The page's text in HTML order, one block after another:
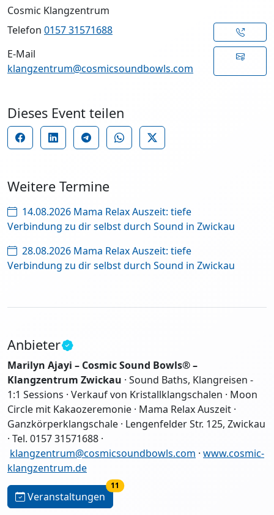
Cosmic Klangzentrum
Telefon 0157 31571688
E-Mail
klangzentrum@cosmicsoundbowls.com
Dieses Event teilen
Weitere Termine
14.08.2026 Mama Relax Auszeit: tiefe
Verbindung zu dir selbst durch Sound in Zwickau
28.08.2026 Mama Relax Auszeit: tiefe
Verbindung zu dir selbst durch Sound in Zwickau
Anbieter
Marilyn Ajayi – Cosmic Sound Bowls® –
Klangzentrum Zwickau · Sound Baths, Klangreisen -
1:1 Sessions · Verkauf von Kristallklangschalen · Moon
Circle mit Kakaozeremonie · Mama Relax Auszeit ·
Ganzkörperklangschale · Lengenfelder Str. 125, Zwickau
· Tel. 0157 31571688 ·
klangzentrum@cosmicsoundbowls.com · www.cosmic-
klangzentrum.de
Veranstaltungen
11